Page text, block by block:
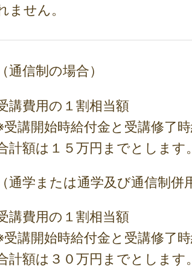
ません。
（通信制の場合）
講費用の１割相当額
受講開始時給付金と受講修了
計額は１５万円までとします。
（通学または通学及び通信制併
講費用の１割相当額
受講開始時給付金と受講修了
計額は３０万円までとします。